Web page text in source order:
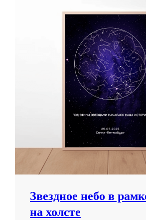
Звездное небо в
на холсте